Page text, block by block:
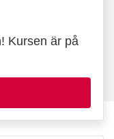
Kursen är på